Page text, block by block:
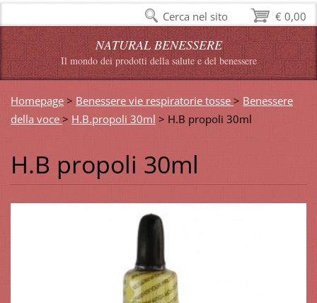
NATURAL BENESSERE
Il mondo dei prodotti della salute e del benessere
Homepage > Benessere vie respiratorie tosse > Benessere
della voce > H.B.propoli 30ml > H.B propoli 30ml
H.B propoli 30ml
€ 0,00
Cerca nel sito